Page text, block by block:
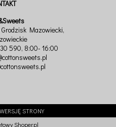
Mazowiecki,
590, 8:00- 16:00
STRONY
Shoper.pl